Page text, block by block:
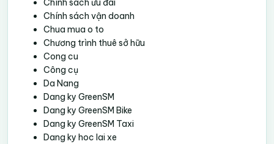
Chính sách ưu đãi
Chính sách vận doanh
Chua mua o to
Chương trình thuê sở hữu
Cong cu
Công cụ
Da Nang
Dang ky GreenSM
Dang ky GreenSM Bike
Dang ky GreenSM Taxi
Dang ky hoc lai xe